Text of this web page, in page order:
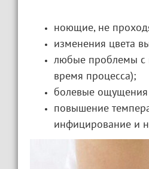
ноющие, не
изменения цвета
любые проблемы с
время процесса);
болевые ощущения
повышение
инфицирование и